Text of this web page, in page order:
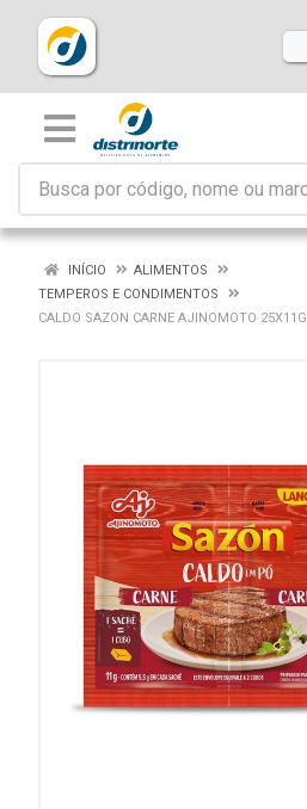
INÍCIO
ALIMENTOS
TEMPEROS E CONDIMENTOS
CALDO SAZON CARNE AJINOMOTO 25X11G